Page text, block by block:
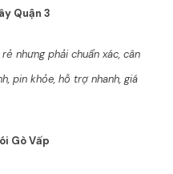
Quận 3
nhưng phải chuẩn xác, cân
pin khỏe, hỗ trợ nhanh, giá
Gò Vấp